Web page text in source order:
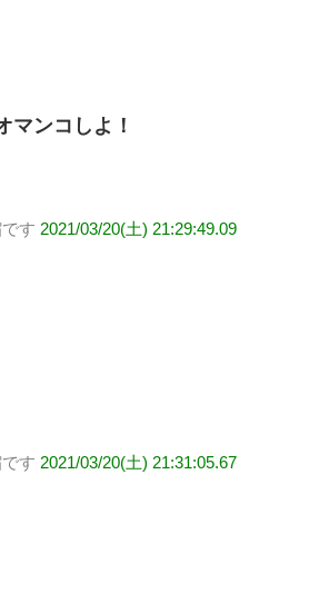
マンコしよ！
す 2021/03/20(土) 21:29:49.09
す 2021/03/20(土) 21:31:05.67